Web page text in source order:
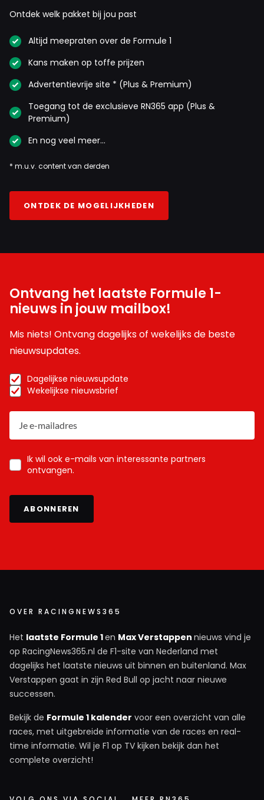
Ontdek welk pakket bij jou past
Altijd meepraten over de Formule 1
Kans maken op toffe prijzen
Advertentievrije site * (Plus & Premium)
Toegang tot de exclusieve RN365 app (Plus &
Premium)
En nog veel meer…
* m.u.v. content van derden
ONTDEK DE MOGELIJKHEDEN
Ontvang het laatste Formule 1-
nieuws in jouw mailbox!
Mis niets! Ontvang dagelijks of wekelijks de beste
nieuwsupdates.
Dagelijkse nieuwsupdate
Wekelijkse nieuwsbrief
Ik wil ook e-mails van interessante partners
ontvangen.
ABONNEREN
OVER RACINGNEWS365
Het laatste Formule 1en Max Verstappen nieuws vind je
op RacingNews365.nl de F1-site van Nederland met
dagelijks het laatste nieuws uit binnen en buitenland. Max
Verstappen gaat in zijn Red Bull op jacht naar nieuwe
successen.
Bekijk de Formule 1 kalender voor een overzicht van alle
races, met uitgebreide informatie van de races en real-
time informatie. Wil je F1 op TV kijken bekijk dan het
complete overzicht!